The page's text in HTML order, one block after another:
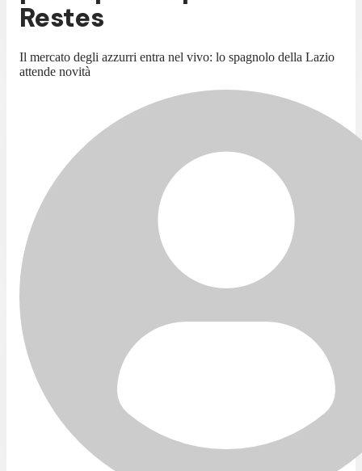
Restes
Il mercato degli azzurri entra nel vivo: lo spagnolo della Lazio
attende novità